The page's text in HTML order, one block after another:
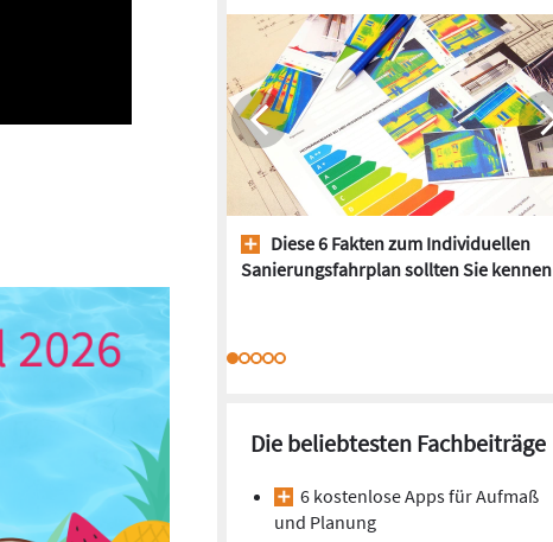
Diese 6 Fakten zum Individuellen
Sanierungsfahrplan sollten Sie kennen
Die beliebtesten Fachbeiträge
6 kostenlose Apps für Aufmaß
und Planung